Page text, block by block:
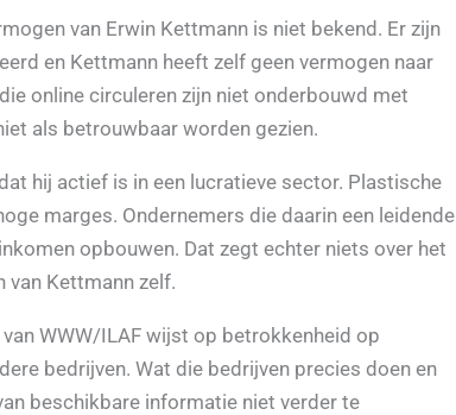
van Erwin Kettmann is niet bekend. Er zijn
en Kettmann heeft zelf geen vermogen naar
online circuleren zijn niet onderbouwd met
als betrouwbaar worden gezien.
hij actief is in een lucratieve sector. Plastische
marges. Ondernemers die daarin een leidende
opbouwen. Dat zegt echter niets over het
van Kettmann zelf.
WWW/ILAF wijst op betrokkenheid op
bedrijven. Wat die bedrijven precies doen en
beschikbare informatie niet verder te